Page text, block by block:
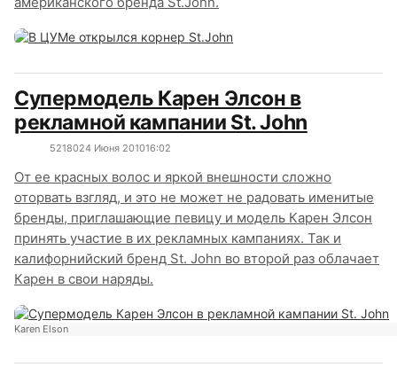
Супермодель Карен Элсон в
рекламной кампании St. John
5218024 Июня 201016:02
От ее красных волос и яркой внешности сложно
оторвать взгляд, и это не может не радовать именитые
бренды, приглашающие певицу и модель Карен Элсон
принять участие в их рекламных кампаниях. Так и
калифорнийский бренд St. John во второй раз облачает
Карен в свои наряды.
Karen Elson